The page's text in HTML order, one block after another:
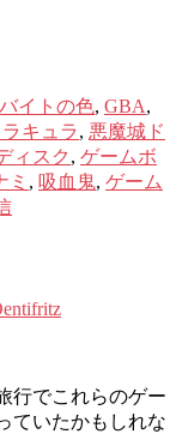
イトの色, GBA,
キュラ, 悪魔城ド
ィスク , ゲームボ
ミ , 吸血鬼, ゲーム
行でこれらのゲー
ていたかもしれな